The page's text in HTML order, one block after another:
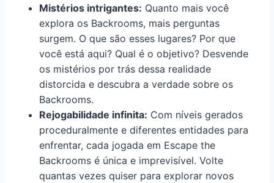
Mistérios intrigantes: Quanto mais você
explora os Backrooms, mais perguntas
surgem. O que são esses lugares? Por que
você está aqui? Qual é o objetivo? Desvende
os mistérios por trás dessa realidade
distorcida e descubra a verdade sobre os
Backrooms.
Rejogabilidade infinita: Com níveis gerados
proceduralmente e diferentes entidades para
enfrentar, cada jogada em Escape the
Backrooms é única e imprevisível. Volte
quantas vezes quiser para explorar novos